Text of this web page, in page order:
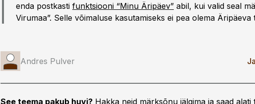
enda postkasti funktsiooni “Minu Äripäev” abil, kui valid seal
Virumaa”. Selle võimaluse kasutamiseks ei pea olema Äripäeva
Andres Pulver
See teema pakub huvi? Hakka neid märksõnu jälgima ja saad alati